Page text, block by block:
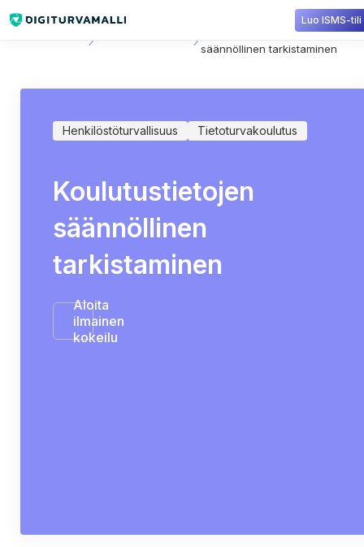
Luo ISMS-tili
säännöllinen tarkistaminen
Henkilöstöturvallisuus Tietoturvakoulutus
Koulutustietojen
säännöllinen
tarkistaminen
Aloita
ilmainen
kokeilu